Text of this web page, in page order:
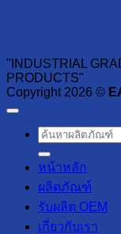
"INDUSTRIAL
PRODUCTS"
Copyright 2026 ©
ค้นหา:
หน้าหลัก
ผลิตภัณฑ์
รับผลิต OEM
เกี่ยวกับเรา